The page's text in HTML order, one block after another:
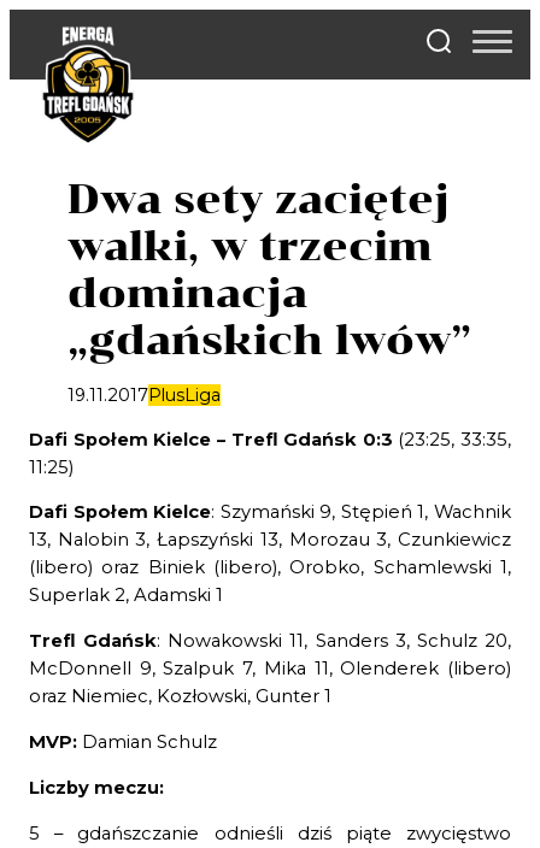
content
Dwa sety zaciętej
walki, w trzecim
dominacja
„gdańskich lwów”
19.11.2017PlusLiga
Dafi Społem Kielce – Trefl Gdańsk 0:3 (23:25, 33:35,
11:25)
Dafi Społem Kielce: Szymański 9, Stępień 1, Wachnik
13, Nalobin 3, Łapszyński 13, Morozau 3, Czunkiewicz
(libero) oraz Biniek (libero), Orobko, Schamlewski 1,
Superlak 2, Adamski 1
Trefl Gdańsk: Nowakowski 11, Sanders 3, Schulz 20,
McDonnell 9, Szalpuk 7, Mika 11, Olenderek (libero)
oraz Niemiec, Kozłowski, Gunter 1
MVP: Damian Schulz
Liczby meczu:
5 – gdańszczanie odnieśli dziś piąte zwycięstwo